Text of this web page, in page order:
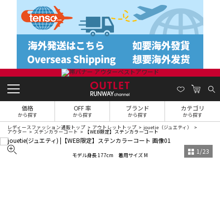
価格
から探す
OFF 率
から探す
ブランド
から探す
カテゴリ
から探す
レディースファッション通販トップ アウトレットトップ jouetie（ジュエティ）
アウター ステンカラーコート 【WEB限定】ステンカラーコート
モデル身長 177cm 着用サイズ M 1 /23